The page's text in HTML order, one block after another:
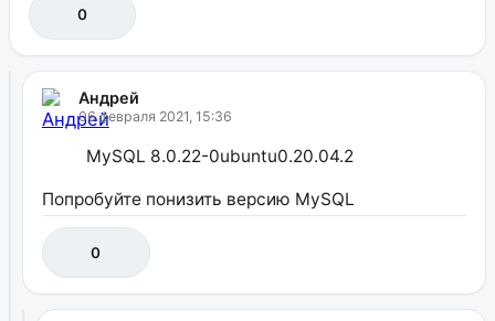
0
Андрей
06 февраля 2021, 15:36
MySQL 8.0.22-0ubuntu0.20.04.2
Попробуйте понизить версию MySQL
0